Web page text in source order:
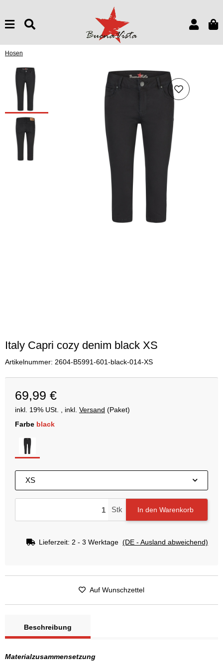
Hosen
Italy Capri cozy denim black XS
Artikelnummer: 2604-B5991-601-black-014-XS
69,99 €
inkl. 19% USt. , inkl. Versand (Paket)
Farbe black
XS
Stk In den Warenkorb
Lieferzeit: 2 - 3 Werktage (DE - Ausland abweichend)
Auf Wunschzettel
Beschreibung
Materialzusammensetzung